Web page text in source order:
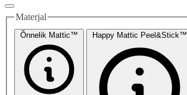
Materjal
Õnnelik Mattic™ Happy Mattic Peel&Stick™